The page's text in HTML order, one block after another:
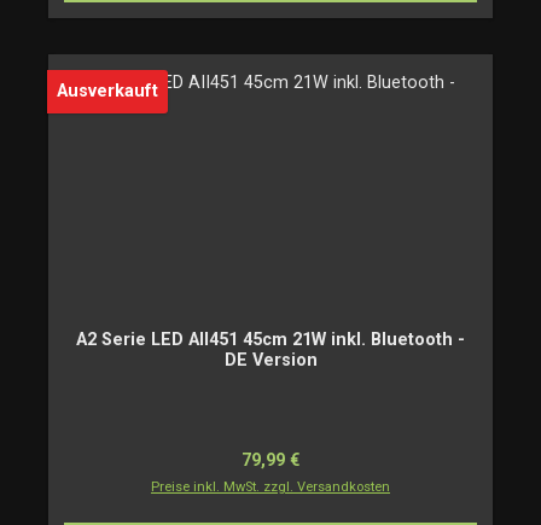
Ausverkauft
A2 Serie LED AII451 45cm 21W inkl. Bluetooth -
DE Version
Regulärer Preis:
79,99 €
Preise inkl. MwSt. zzgl. Versandkosten